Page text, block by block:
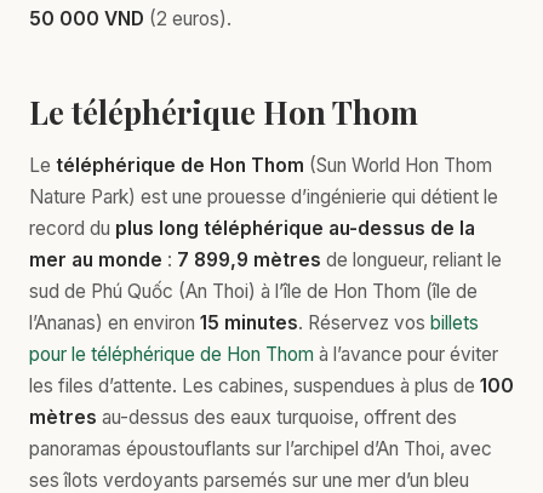
50 000 VND (2 euros).
Le téléphérique Hon Thom
Le téléphérique de Hon Thom (Sun World Hon Thom
Nature Park) est une prouesse d’ingénierie qui détient le
record du plus long téléphérique au-dessus de la
mer au monde : 7 899,9 mètres de longueur, reliant le
sud de Phú Quốc (An Thoi) à l’île de Hon Thom (île de
l’Ananas) en environ 15 minutes. Réservez vos billets
pour le téléphérique de Hon Thom à l’avance pour éviter
les files d’attente. Les cabines, suspendues à plus de 100
mètres au-dessus des eaux turquoise, offrent des
panoramas époustouflants sur l’archipel d’An Thoi, avec
ses îlots verdoyants parsemés sur une mer d’un bleu